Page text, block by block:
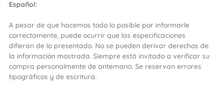
Español:
A pesar de que hacemos todo lo posible por informarle
correctamente, puede ocurrir que las especificaciones
difieran de lo presentado. No se pueden derivar derechos de
la información mostrada. Siempre está invitado a verificar su
compra personalmente de antemano. Se reservan errores
tipográficos y de escritura.